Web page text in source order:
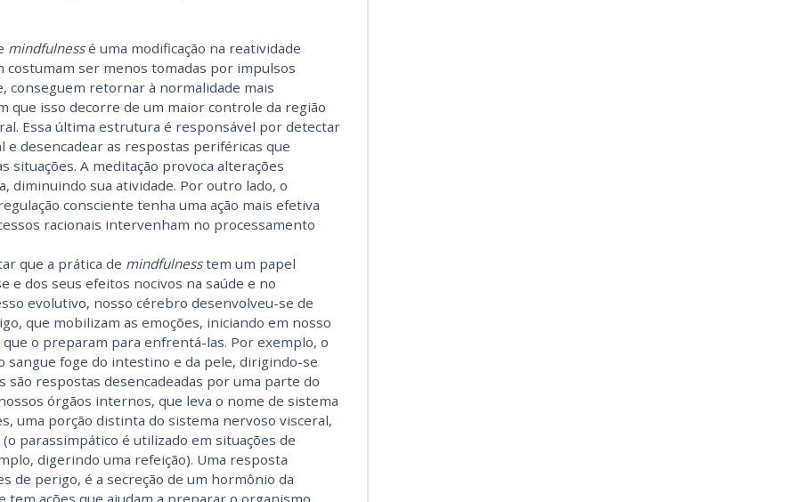
mindfulnessé uma modificação na reatividade
costumam ser menos tomadas por impulsos
conseguem retornar à normalidade mais
que isso decorre de um maior controle da região
Essa última estrutura é responsável por detectar
e desencadear as respostas periféricas que
situações. A meditação provoca alterações
diminuindo sua atividade. Por outro lado, o
consciente tenha uma ação mais efetiva
racionais intervenham no processamento
que a práti­ca de mindfulnesstem um papel
e dos seus efeitos nocivos na saúde e no
evolutivo, nosso cérebro desenvolveu-se de
que mobilizam as emoções, iniciando em nosso
o preparam para enfrentá-las. Por exemplo, o
sangue foge do intestino e da pele, dirigindo-se
são respostas desencadeadas por uma parte do
órgãos internos, que leva o nome de sistema
uma porção distinta do sistema nervoso visceral,
parassimpático é utilizado em situações de
digerindo uma refeição). Uma resposta
de perigo, é a secreção de um hormônio da
ações que ajudam a preparar o organismo